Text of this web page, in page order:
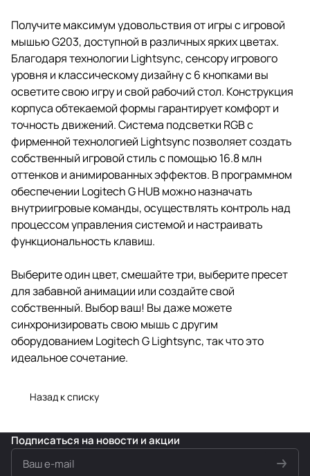
Получите максимум удовольствия от игры с игровой
мышью G203, доступной в различных ярких цветах.
Благодаря технологии Lightsync, сенсору игрового
уровня и классическому дизайну с 6 кнопками вы
осветите свою игру и свой рабочий стол. Конструкция
корпуса обтекаемой формы гарантирует комфорт и
точность движений. Система подсветки RGB с
фирменной технологией Lightsync позволяет создать
собственный игровой стиль с помощью 16.8 млн
оттенков и анимированных эффектов. В программном
обеспечении Logitech G HUB можно назначать
внутриигровые команды, осуществлять контроль над
процессом управления системой и настраивать
функциональность клавиш.
Выберите один цвет, смешайте три, выберите пресет
для забавной анимации или создайте свой
собственный. Выбор ваш! Вы даже можете
синхронизировать свою мышь с другим
оборудованием Logitech G Lightsync, так что это
идеальное сочетание.
Назад к списку
Подписаться на новости и акции